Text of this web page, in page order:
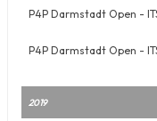
P4P Darmstadt Open -
P4P Darmstadt Open -
2019